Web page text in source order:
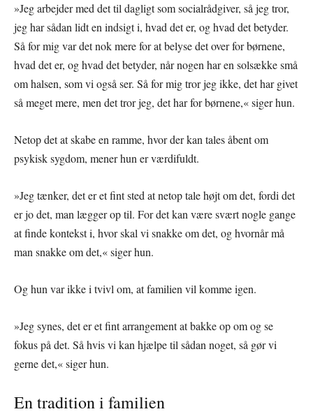
»Jeg arbejder med det til dagligt som socialrådgiver, så jeg tror,
jeg har sådan lidt en indsigt i, hvad det er, og hvad det betyder.
Så for mig var det nok mere for at belyse det over for børnene,
hvad det er, og hvad det betyder, når nogen har en solsække små
om halsen, som vi også ser. Så for mig tror jeg ikke, det har givet
så meget mere, men det tror jeg, det har for børnene,« siger hun.
Netop det at skabe en ramme, hvor der kan tales åbent om
psykisk sygdom, mener hun er værdifuldt.
»Jeg tænker, det er et fint sted at netop tale højt om det, fordi det
er jo det, man lægger op til. For det kan være svært nogle gange
at finde kontekst i, hvor skal vi snakke om det, og hvornår må
man snakke om det,« siger hun.
Og hun var ikke i tvivl om, at familien vil komme igen.
»Jeg synes, det er et fint arrangement at bakke op om og se
fokus på det. Så hvis vi kan hjælpe til sådan noget, så gør vi
gerne det,« siger hun.
En tradition i familien